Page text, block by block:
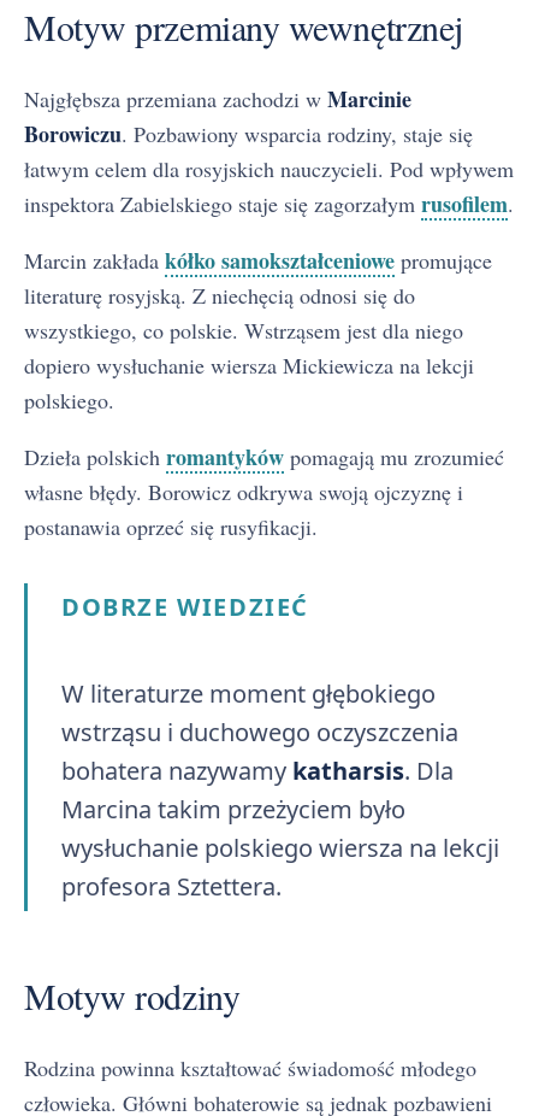
Motyw przemiany wewnętrznej
Najgłębsza przemiana zachodzi w Marcinie
Borowiczu. Pozbawiony wsparcia rodziny, staje się
łatwym celem dla rosyjskich nauczycieli. Pod wpływem
inspektora Zabielskiego staje się zagorzałym rusofilem.
Marcin zakłada kółko samokształceniowe promujące
literaturę rosyjską. Z niechęcią odnosi się do
wszystkiego, co polskie. Wstrząsem jest dla niego
dopiero wysłuchanie wiersza Mickiewicza na lekcji
polskiego.
Dzieła polskich romantyków pomagają mu zrozumieć
własne błędy. Borowicz odkrywa swoją ojczyznę i
postanawia oprzeć się rusyfikacji.
DOBRZE WIEDZIEĆ
W literaturze moment głębokiego
wstrząsu i duchowego oczyszczenia
bohatera nazywamy katharsis. Dla
Marcina takim przeżyciem było
wysłuchanie polskiego wiersza na lekcji
profesora Sztettera.
Motyw rodziny
Rodzina powinna kształtować świadomość młodego
człowieka. Główni bohaterowie są jednak pozbawieni